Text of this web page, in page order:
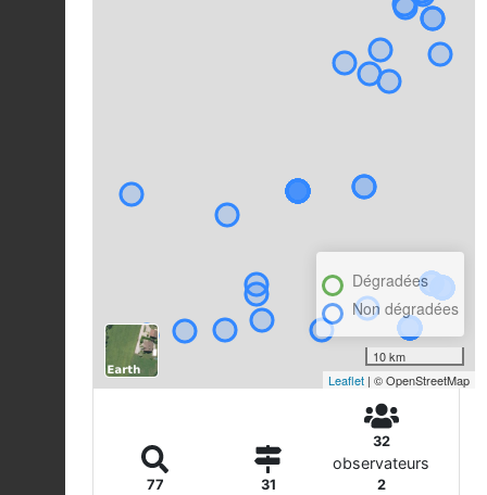
Dégradées
Non dégradées
10 km
Leaflet | © OpenStreetMap
77 31
32
observateurs
2